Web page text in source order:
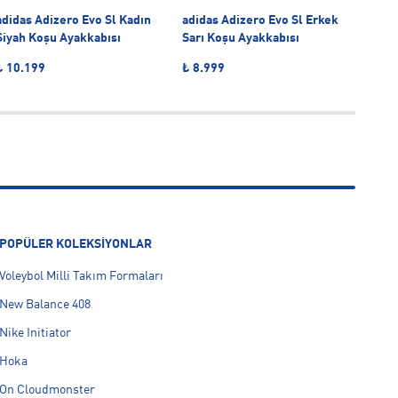
Adizero Evo Sl Kadın
Koşu Ayakkabısı
10.199
adidas Adizero Evo Sl Erkek
Sarı Koşu Ayakkabısı
₺ 8.999
POPÜLER KOLEKSİYONLAR
Voleybol Milli Takım Formaları
New Balance 408
Nike Initiator
Hoka
On Cloudmonster